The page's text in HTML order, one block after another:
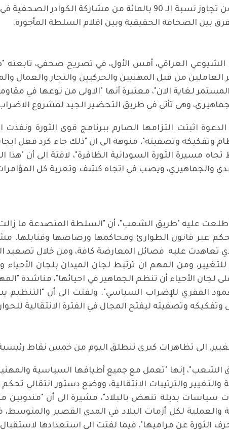
وكشفت شبكة الصحفيين السودانيين عن تجاوز نسبة الـ 90
بين الصحافة الحقيقية وبين اقلام السلطة المأجورة.
الشيوعي العراقي، أمس الأول، في تصريح صحفي، تابعته
من قبل المهنيين والحركيين والتجار والعمال
لغاية الان"، معتبرة أنها "الاولى من نوعها في
وهي تأتي في طريق التحضير الجيد لمشروع
اثبتت التزامها الصارم ببرنامج قوى الثورة
وتفكيكه وتصفيته"، منوهة الى ان "ذلك جاء كرد فعل
مسيرة الثورة السودانية الظافرة"، لافتة الى أن "هذا
والجماهيري، ويصب في اتجاه كشف وتعرية كل
اطلعت عليه "طريق الشعب"، أن "السلطة المتصدعة ما
عبر قانون الطوارئ ومحاكمها ورصاصها وقنابلها،
تعاهدت عليه فصائل المعارضة كافة، ومن خلال تصعيد
ومن المهم ان ترتبط لجان الميدان بلجان الأحياء
الأحياء أن تنظم الجماهير في احيائها"، مناشدة
الفقري للإضراب السياسي". ولفتت الى أن "التنظيم
وتصفيته ليفتح المجال في الفترة الانتقالية
الى تظاهرات كبرى تنطلق اليوم من خمس نقاط
إنها "تعمل مع جميع أطيافها السياسية والمهنية
والتغيير والترتيبات الانتقالية، ووضع دستور انتقالي
سياسات بديلة تنهض بالبلاد"، مشيرة الى أن
والعملية لكل أزمات البلاد في المدى القصير
الثورة عن مراميها"، فيما لفتت الى استعدادها